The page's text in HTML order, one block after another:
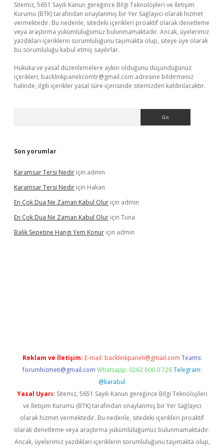
Sitemiz, 5651 Sayılı Kanun gereğince Bilgi Teknolojileri ve İletişim
Kurumu (BTK) tarafından onaylanmış bir Yer Sağlayıcı olarak hizmet
vermektedir. Bu nedenle, sitedeki içerikleri proaktif olarak denetleme
veya araştırma yükümlülüğümüz bulunmamaktadır. Ancak, üyelerimiz
yazdıkları içeriklerin sorumluluğunu taşımakta olup, siteye üye olarak
bu sorumluluğu kabul etmiş sayılırlar.
Hukuka ve yasal düzenlemelere aykırı olduğunu düşündüğünüz
içerikleri, backlinkpanelicomtr@gmail.com adresine bildirmeniz
halinde, ilgili içerikler yasal süre içerisinde sitemizden kaldırılacaktır.
Son yorumlar
Karamsar Tersi Nedir için admin
Karamsar Tersi Nedir için Hakan
En Çok Dua Ne Zaman Kabul Olur için admin
En Çok Dua Ne Zaman Kabul Olur için Tuna
Balık Sepetine Hangi Yem Konur için admin
Reklam ve İletişim: E-mail: backlinkpaneli@gmail.com Teams:
forumhizmeti@gmail.com Whatsapp: 0262 606 0 726 Telegram:
@karabul
Yasal Uyarı: Sitemiz, 5651 Sayılı Kanun gereğince Bilgi Teknolojileri
ve İletişim Kurumu (BTK) tarafından onaylanmış bir Yer Sağlayıcı
olarak hizmet vermektedir. Bu nedenle, sitedeki içerikleri proaktif
olarak denetleme veya araştırma yükümlülüğümüz bulunmamaktadır.
Ancak, üyelerimiz yazdıkları içeriklerin sorumluluğunu taşımakta olup,